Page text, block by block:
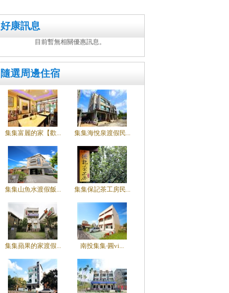
好康訊息
目前暫無相關優惠訊息。
隨選周邊住宿
集集富麗的家【歡... 集集海悅泉渡假民...
集集山魚水渡假飯... 集集保記茶工房民...
集集蘋果的家渡假... 南投集集‧圓vi...